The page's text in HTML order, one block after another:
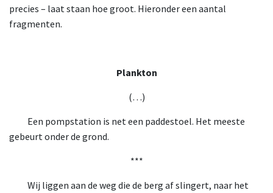
precies – laat staan hoe groot. Hieronder een aantal
fragmenten.
Plankton
(…)
Een pompstation is net een paddestoel. Het meeste
gebeurt onder de grond.
***
Wij liggen aan de weg die de berg af slingert, naar het